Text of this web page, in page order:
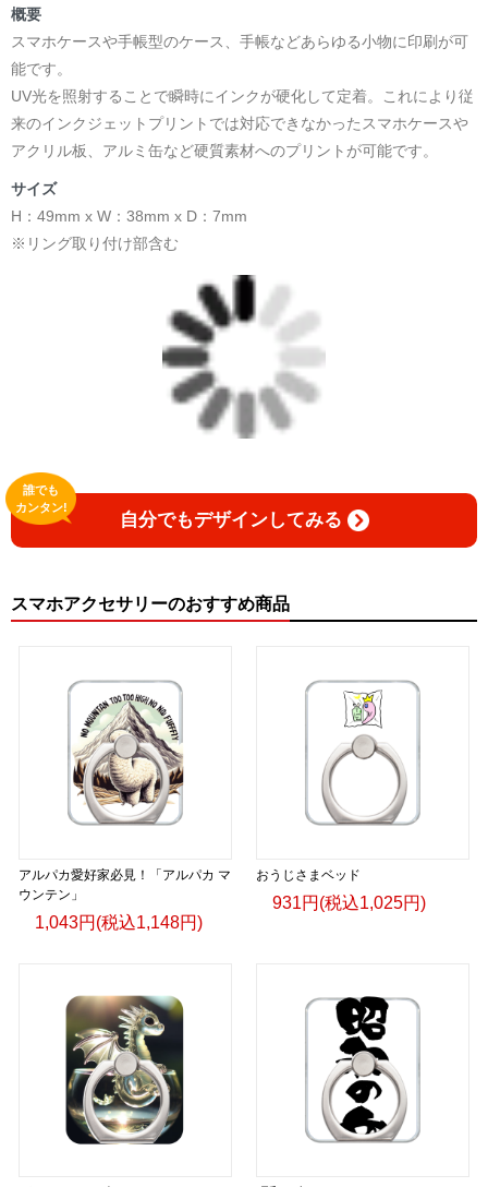
概要
スマホケースや手帳型のケース、手帳などあらゆる小物に印刷が可
能です。
UV光を照射することで瞬時にインクが硬化して定着。これにより従
来のインクジェットプリントでは対応できなかったスマホケースや
アクリル板、アルミ缶など硬質素材へのプリントが可能です。
サイズ
H：49mm x W：38mm x D：7mm
※リング取り付け部含む
自分でもデザインしてみる
誰でも
カンタン!
スマホアクセサリーのおすすめ商品
アルパカ愛好家必見！「アルパカ マ
ウンテン」
1,043円(税込1,148円)
おうじさまベッド
931円(税込1,025円)